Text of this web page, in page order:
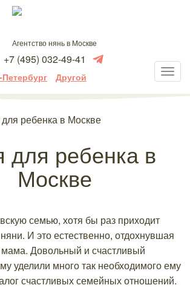
Агентство нянь в Москве
+7 (495) 032-49-41
Петербург Другой
ребенка в Москве
для ребенка в
Москве
семью, хотя бы раз приходит
И это естественно, отдохнувшая
Довольный и счастливый
уделили много так необходимого ему
счастливых семейных отношений.